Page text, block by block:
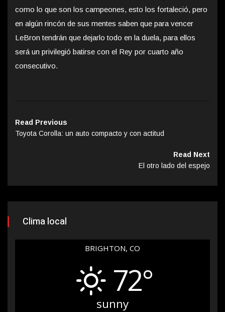
como lo que son los campeones, esto los fortaleció, pero
en algún rincón de sus mentes saben que para vencer
LeBron tendrán que dejarlo todo en la duela, para ellos
será un privilegió batirse con el Rey por cuarto año
consecutivo.
Read Previous
Toyota Corolla: un auto compacto y con actitud
Read Next
El otro lado del espejo
Clima local
BRIGHTON, CO
72°
sunny